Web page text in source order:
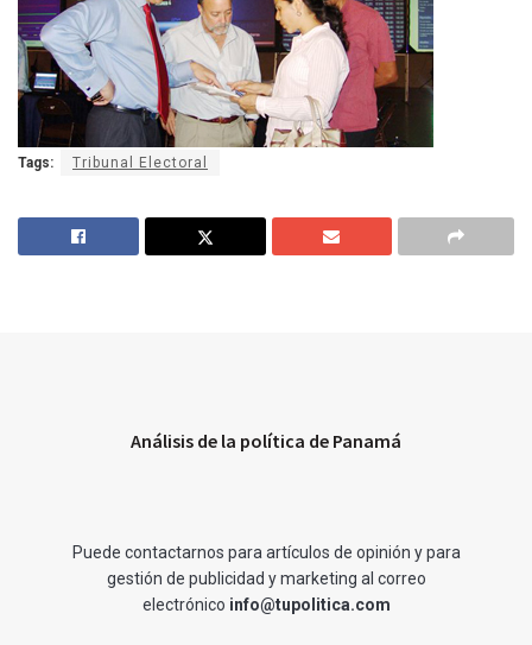
Tags: Tribunal Electoral
Análisis de la política de Panamá
Puede contactarnos para artículos de opinión y para
gestión de publicidad y marketing al correo
electrónico info@tupolitica.com